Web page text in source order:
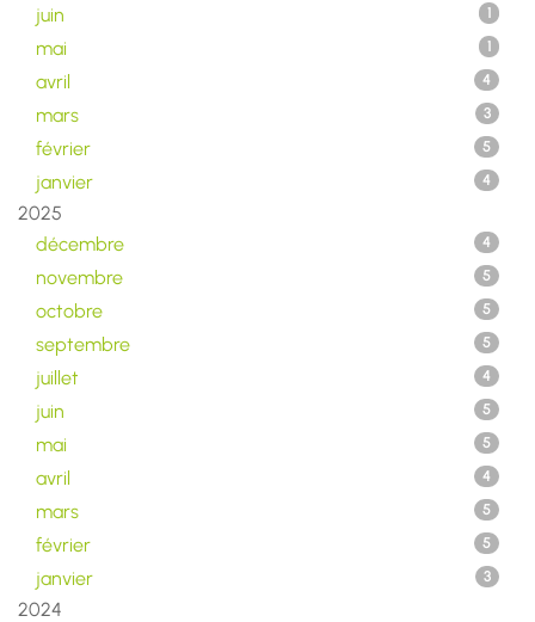
juin 1
mai 1
avril 4
mars 3
février 5
janvier 4
2025
décembre
4
novembre 5
octobre 5
septembre 5
juillet 4
juin 5
mai 5
avril 4
mars 5
février 5
janvier 3
2024